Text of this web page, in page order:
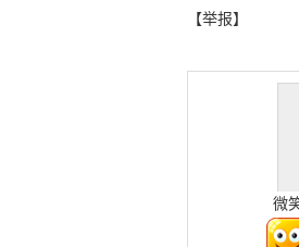
【举报】
微